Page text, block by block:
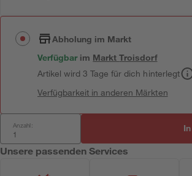
Abholung im Markt
Verfügbar im MarktTroisdorf
Artikel wird 3 Tage für dich hinterlegt
Verfügbarkeit in anderen Märkten
Anzahl:
Unsere passenden Services